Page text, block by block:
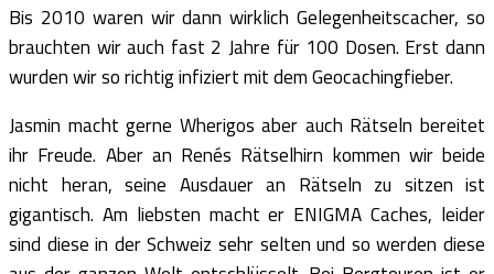
Bis 2010 waren wir dann wirklich Gelegenheitscacher, so
brauchten wir auch fast 2 Jahre für 100 Dosen. Erst dann
wurden wir so richtig infiziert mit dem Geocachingfieber.
Jasmin macht gerne Wherigos aber auch Rätseln bereitet
ihr Freude. Aber an Renés Rätselhirn kommen wir beide
nicht heran, seine Ausdauer an Rätseln zu sitzen ist
gigantisch. Am liebsten macht er ENIGMA Caches, leider
sind diese in der Schweiz sehr selten und so werden diese